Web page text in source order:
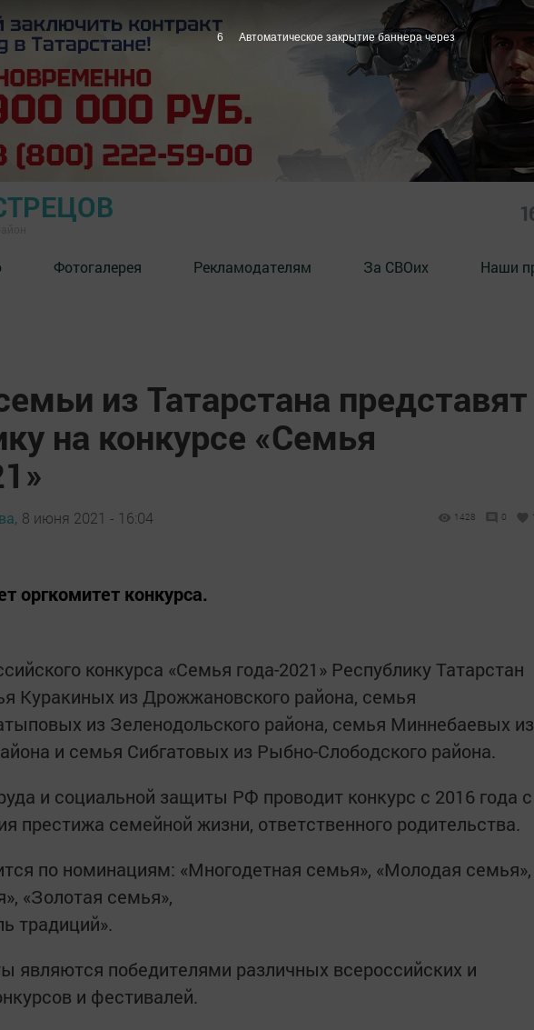
Фотогалерея Рекламодателям За СВОих Наши
из Татарстана представят
на конкурсе «Семья
8 июня 2021 - 16:04 1428 0
оргкомитет конкурса.
конкурса «Семья года-2021» Республику Татарстан
Куракиных из Дрожжановского района, семья
из Зеленодольского района, семья Миннебаевых из
и семья Сибгатовых из Рыбно-Слободского района.
и социальной защиты РФ проводит конкурс с 2016 года с
престижа семейной жизни, ответственного родительства.
по номинациям: «Многодетная семья», «Молодая семья»,
«Золотая семья»,
традиций».
являются победителями различных всероссийских и
и фестивалей.
5 Автоматическое закрытие баннера через